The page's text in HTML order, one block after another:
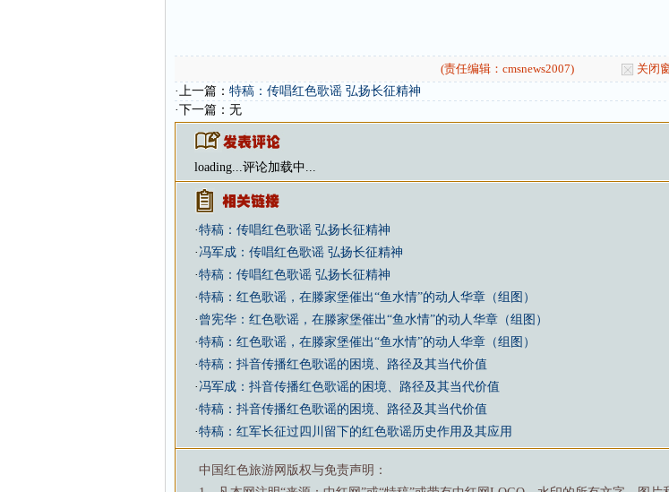
(责任编辑：cmsnews2007)
关闭
·上一篇： 特稿：传唱红色歌谣 弘扬长征精神
·下一篇：无
loading...评论加载中...
·特稿：传唱红色歌谣 弘扬长征精神
· 冯军成：传唱红色歌谣 弘扬长征精神
·特稿：传唱红色歌谣 弘扬长征精神
·特稿：红色歌谣，在滕家堡催出“鱼水情”的动人华章（组图）
· 曾宪华：红色歌谣，在滕家堡催出“鱼水情”的动人华章（组图）
·特稿：红色歌谣，在滕家堡催出“鱼水情”的动人华章（组图）
·特稿：抖音传播红色歌谣的困境、路径及其当代价值
· 冯军成：抖音传播红色歌谣的困境、路径及其当代价值
·特稿：抖音传播红色歌谣的困境、路径及其当代价值
·特稿：红军长征过四川留下的红色歌谣历史作用及其应用
中国红色旅游网版权与免责声明：